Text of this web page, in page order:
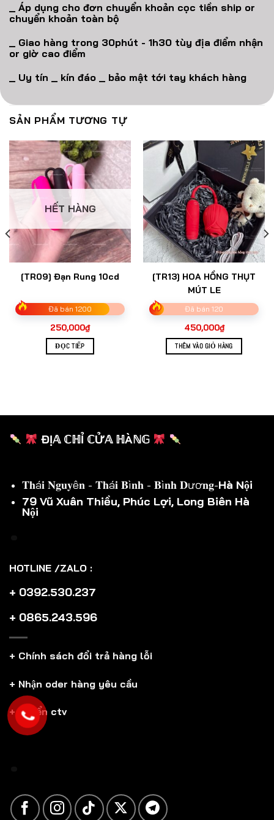
_ Áp dụng cho đơn chuyển khoản cọc tiền ship or
chuyển khoản toàn bộ
_ Giao hàng trong 30phút - 1h30 tùy địa điểm nhận
or giờ cao điểm
_ Uy tín _ kín đáo _ bảo mật tới tay khách hàng
SẢN PHẨM TƯƠNG TỰ
HẾT HÀNG
[TR09] Đạn Rung 10cd
Đã bán 1200
250,000₫
ĐỌC TIẾP
[TR13] HOA HỒNG THỤT
MÚT LE
Đã bán 120
450,000₫
THÊM VÀO GIỎ HÀNG
ĐỊ𝔸 ℂℍỈ ℂỬ𝔸 ℍÀℕ𝔾
𝐓𝐡á𝐢 𝐍𝐠𝐮𝐲ê𝐧 - 𝐓𝐡á𝐢 𝐁ì𝐧𝐡 - 𝐁ì𝐧𝐡 𝐃ươ𝐧𝐠-Hà Nội
79 Vũ Xuân Thiều, Phúc Lợi, Long Biên Hà
Nội
HOTLINE /ZALO :
+ 0392.530.237
+ 0865.243.596
+ Chính sách đổi trả hàng lỗi
+ Nhận oder hàng yêu cầu
+ Tuyển ctv